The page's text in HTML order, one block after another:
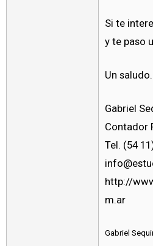
Si te
y te paso
Un saludo.
Gabriel
Contador
Tel. (54
http://
m.ar
Gabriel